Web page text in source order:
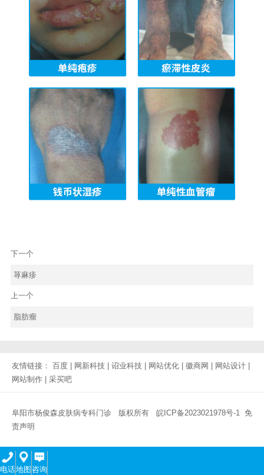
下一个
荨麻疹
上一个
脂肪瘤
友情链接： 百度 网新科技 诏业科技 网站优化 徽商网 网站设计
网站制作
采买吧
阜阳市杨俊森皮肤病专科门诊 版权所有 皖ICP备2023021978号-1 免
责声明
电话地图 咨询